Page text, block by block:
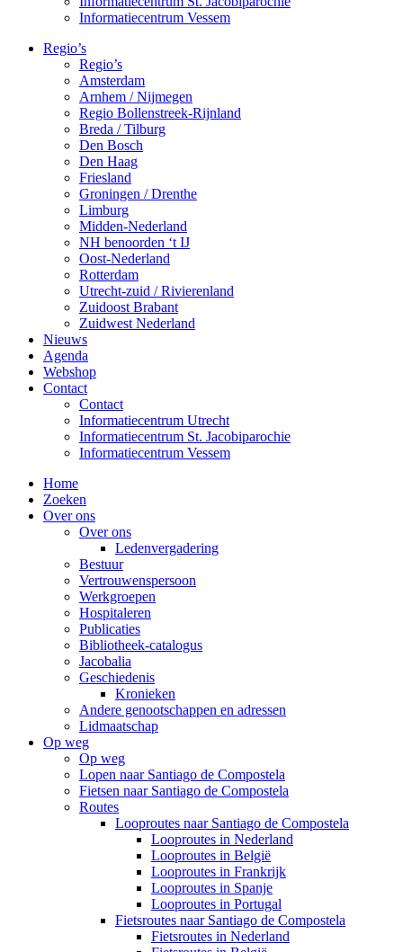
Informatiecentrum Vessem
Regio’s
Regio’s
Amsterdam
Arnhem / Nijmegen
Regio Bollenstreek-Rijnland
Breda / Tilburg
Den Bosch
Den Haag
Friesland
Groningen / Drenthe
Limburg
Midden-Nederland
NH benoorden ‘t IJ
Oost-Nederland
Rotterdam
Utrecht-zuid / Rivierenland
Zuidoost Brabant
Zuidwest Nederland
Nieuws
Agenda
Webshop
Contact
Contact
Informatiecentrum Utrecht
Informatiecentrum St. Jacobiparochie
Informatiecentrum Vessem
Home
Zoeken
Over ons
Over ons
Ledenvergadering
Bestuur
Vertrouwenspersoon
Werkgroepen
Hospitaleren
Publicaties
Bibliotheek-catalogus
Jacobalia
Geschiedenis
Kronieken
Andere genootschappen en adressen
Lidmaatschap
Op weg
Op weg
Lopen naar Santiago de Compostela
Fietsen naar Santiago de Compostela
Routes
Looproutes naar Santiago de Compostela
Looproutes in Nederland
Looproutes in België
Looproutes in Frankrijk
Looproutes in Spanje
Looproutes in Portugal
Fietsroutes naar Santiago de Compostela
Fietsroutes in Nederland